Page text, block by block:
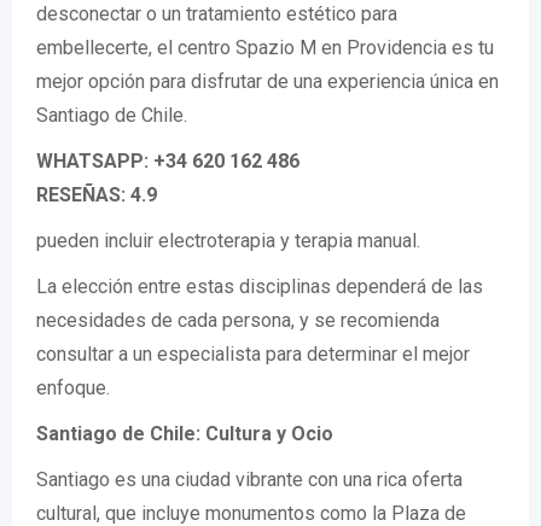
desconectar o un tratamiento estético para
embellecerte, el centro Spazio M en Providencia es tu
mejor opción para disfrutar de una experiencia única en
Santiago de Chile.
WHATSAPP: +34 620 162 486
RESEÑAS: 4.9
pueden incluir electroterapia y terapia manual.
La elección entre estas disciplinas dependerá de las
necesidades de cada persona, y se recomienda
consultar a un especialista para determinar el mejor
enfoque.
Santiago de Chile: Cultura y Ocio
Santiago es una ciudad vibrante con una rica oferta
cultural, que incluye monumentos como la Plaza de